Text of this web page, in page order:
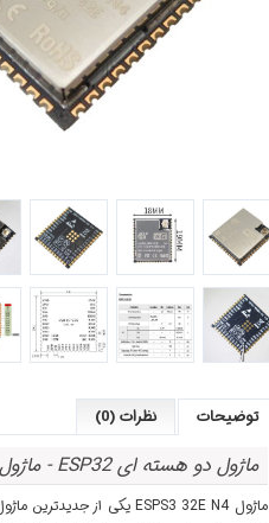
توضیحات نظرات (0)
ماژول دو هسته‌ ای ESP32 - ماژول ESP S3-32E-N4 WIFI + BLUETOOTH 5.0
ماژول ESPS3 32E N4 یکی از جدیدترین ماژول های مبتنی بر تراشه قدرتمند